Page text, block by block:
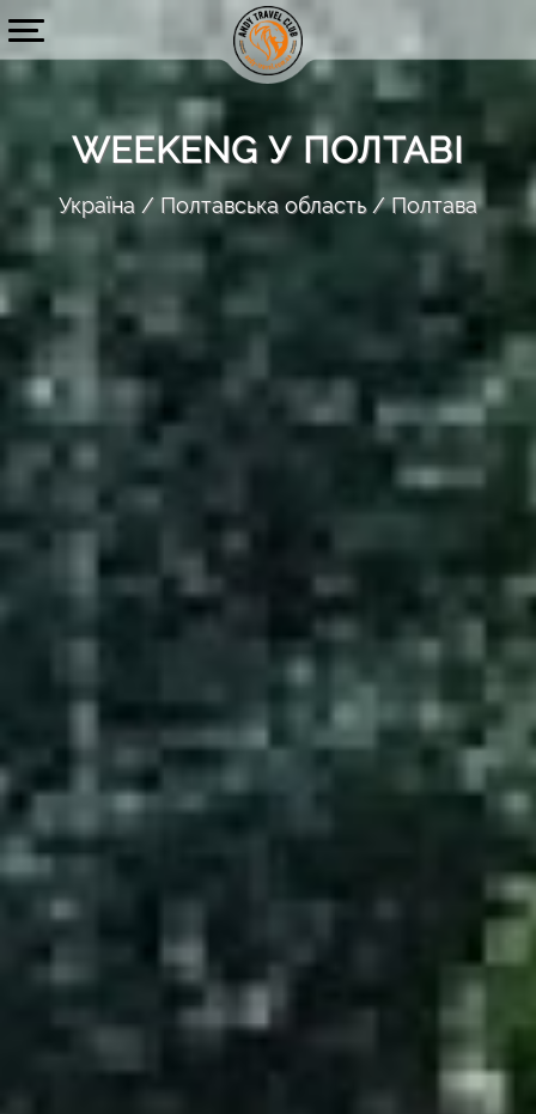
WEEKENG У ПОЛТАВІ
Україна Полтавська область Полтава